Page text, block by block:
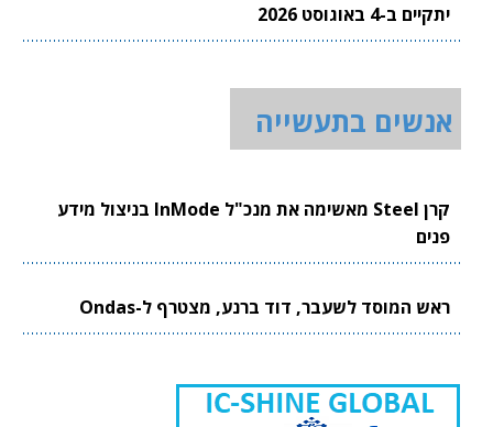
יתקיים ב-4 באוגוסט 2026
אנשים בתעשייה
קרן Steel מאשימה את מנכ"ל InMode בניצול מידע
פנים
ראש המוסד לשעבר, דוד ברנע, מצטרף ל-Ondas